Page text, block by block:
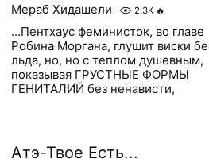
Мераб Хидашели 2.3K 🔥
…Пентхаус феминисток, во главе
Робина Моргана, глушит виски
льда, но, но с теплом душевным,
показывая ГРУСТНЫЕ ФОРМЫ
ГЕНИТАЛИЙ без ненависти,
Атэ-Твое Есть...